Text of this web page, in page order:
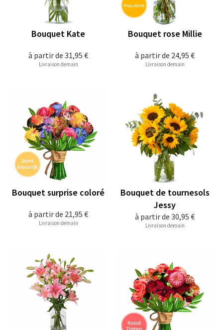
à partir de 31,95 €
Bouquet Kate
Livraison demain
à partir de 24,95 €
Bouquet rose Millie
Livraison demain
à partir de 21,95 €
Bouquet surprise coloré
Livraison demain
à partir de 30,95 €
Bouquet de tournesols
Jessy
Livraison demain